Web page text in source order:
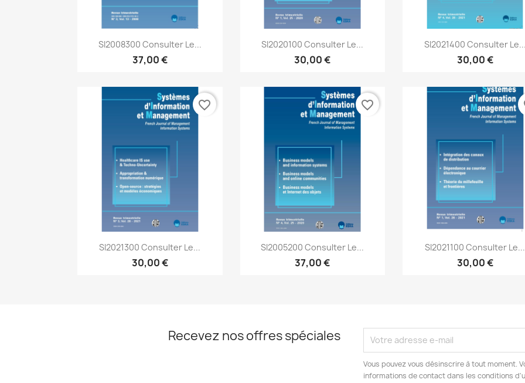
Aperçu rapide
SI2008300 Consulter Le...
37,00 €
Aperçu rapide
SI2020100 Consulter Le...
30,00 €
Aperçu rapide
SI2021400 Consulter Le...
30,00 €
Aperçu rapide
SI2021300 Consulter Le...
30,00 €
favorite_border
Aperçu rapide
SI2005200 Consulter Le...
37,00 €
favorite_border
Aperçu rapide
SI2021100 Consulter Le...
30,00 €
Recevez nos offres spéciales
Vous pouvez vous désinscrire à tout moment.
informations de contact dans les conditions